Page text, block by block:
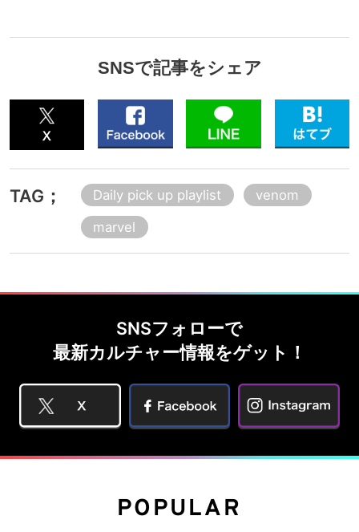
SNSで記事をシェア
TAG； Daily pick up playlist
venom
marvel
SNSフォローで
最新カルチャー情報をゲット！
POPULAR